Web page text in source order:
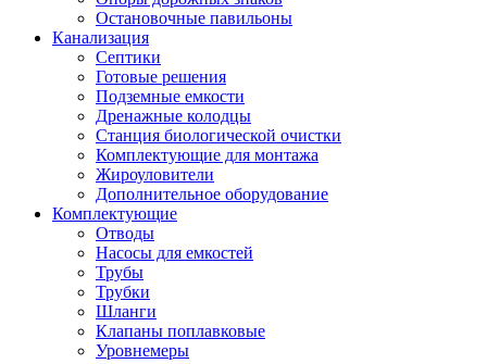
Остановочные павильоны
Канализация
Септики
Готовые решения
Подземные емкости
Дренажные колодцы
Станция биологической очистки
Комплектующие для монтажа
Жироуловители
Дополнительное оборудование
Комплектующие
Отводы
Насосы для емкостей
Трубы
Трубки
Шланги
Клапаны поплавковые
Уровнемеры